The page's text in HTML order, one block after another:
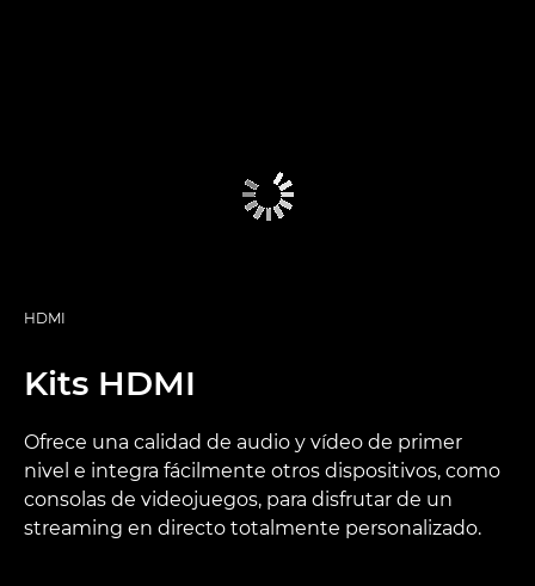
HDMI
Kits HDMI
Ofrece una calidad de audio y vídeo de primer
nivel e integra fácilmente otros dispositivos, como
consolas de videojuegos, para disfrutar de un
streaming en directo totalmente personalizado.